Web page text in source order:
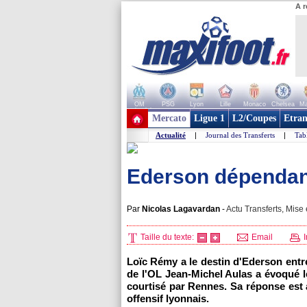
A
OM PSG Lyon Lille Monaco Chelsea
+ de clubs
Mercato Ligue 1 L2/Coupes
Actualité | Journal des Transferts |
Ederson
Par Nicolas Lagavardan -Actu Transferts,
Taille du texte: Email
Loïc Rémy a le destin d'Ederson
de l'OLJean-Michel Aulas a évoqué
courtisé par Rennes. Sa réponse
offensif lyonnais.